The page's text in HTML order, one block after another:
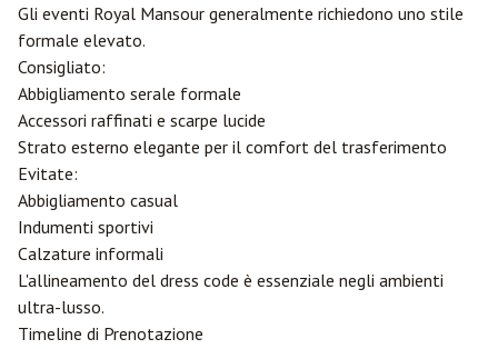
Gli eventi Royal Mansour generalmente richiedono uno stile
formale elevato.
Consigliato:
Abbigliamento serale formale
Accessori raffinati e scarpe lucide
Strato esterno elegante per il comfort del trasferimento
Evitate:
Abbigliamento casual
Indumenti sportivi
Calzature informali
L'allineamento del dress code è essenziale negli ambienti
ultra-lusso.
Timeline di Prenotazione